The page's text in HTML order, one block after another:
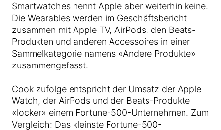
Smartwatches nennt Apple aber weiterhin keine.
Die Wearables werden im Geschäftsbericht
zusammen mit Apple TV, AirPods, den Beats-
Produkten und anderen Accessoires in einer
Sammelkategorie namens «Andere Produkte»
zusammengefasst.
Cook zufolge entspricht der Umsatz der Apple
Watch, der AirPods und der Beats-Produkte
«locker» einem Fortune-500-Unternehmen. Zum
Vergleich: Das kleinste Fortune-500-